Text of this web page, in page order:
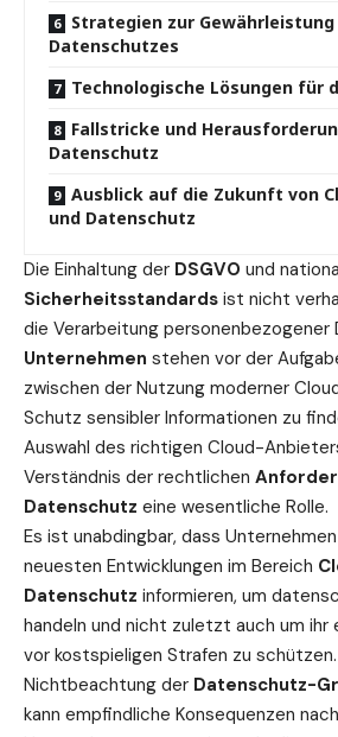
Strategien zur Gewährleistung
Datenschutzes
Technologische Lösungen für
Fallstricke und
Datenschutz
Ausblick auf die Zukunft von
und Datenschutz
Die Einhaltung der DSGVO und
Sicherheitsstandards ist nicht
die Verarbeitung personenbezogener
Unternehmen stehen vor der
zwischen der Nutzung moderner
Schutz sensibler Informationen zu
Auswahl des richtigen Cloud-
Verständnis der rechtlichen
Datenschutz eine wesentliche Rolle.
Es ist unabdingbar, dass
neuesten Entwicklungen im Bereich
Datenschutz informieren, um
handeln und nicht zuletzt auch um ihr
vor kostspieligen Strafen zu
Nichtbeachtung der Datenschutz-
kann empfindliche Konsequenzen